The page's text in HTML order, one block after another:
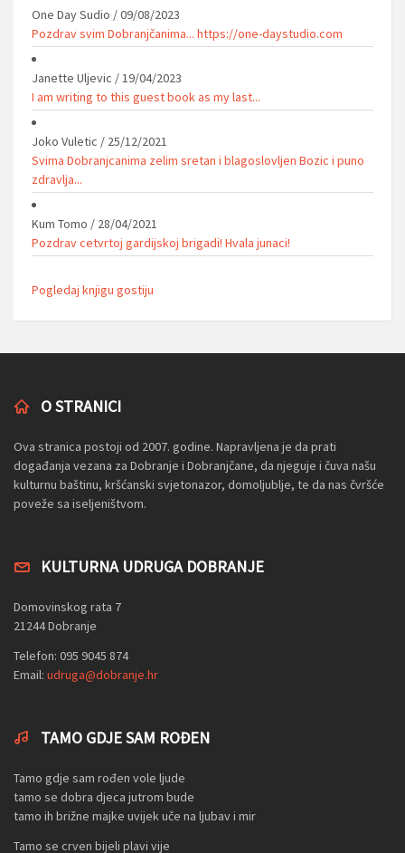
One Day Sudio /09/08/2023
Pozdrav svim Dobranjčanima... https://one-daystudio.com
Janette Uljevic /19/04/2023
I am writing to this guest book as my last...
Joko Vuletic / 25/12/2021
Svima Dobranjcanima zelim sretan i blagoslovljen Bozic i puno
zdravlja...
Kum Tomo / 28/04/2021
Pozdrav cetvrtoj gardijskoj brigadi! Hvala junaci!
Pogledaj knjigu gostiju
O STRANICI
Ova stranica postoji od 2007. godine. Napravljena je da prati
događanja vezana za Dobranje i Dobranjčane, da njeguje i čuva našu
kulturnu baštinu, kršćanski svjetonazor, domoljublje, te da nas čvršće
poveže sa iseljeništvom.
KULTURNA UDRUGA DOBRANJE
Domovinskog rata 7
21244 Dobranje
Telefon: 095 9045 874
Email: udruga@dobranje.hr
TAMO GDJE SAM ROĐEN
Tamo gdje sam rođen vole ljude
tamo se dobra djeca jutrom bude
tamo ih brižne majke uvijek uče na ljubav i mir
Tamo se crven bijeli plavi vije